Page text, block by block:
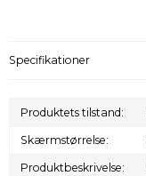
Specifikationer
Produktets tilstand:
Skærmstørrelse:
Produktbeskrivelse: